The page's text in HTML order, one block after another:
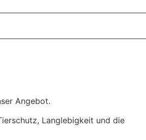
Angebot.
Langlebigkeit und die